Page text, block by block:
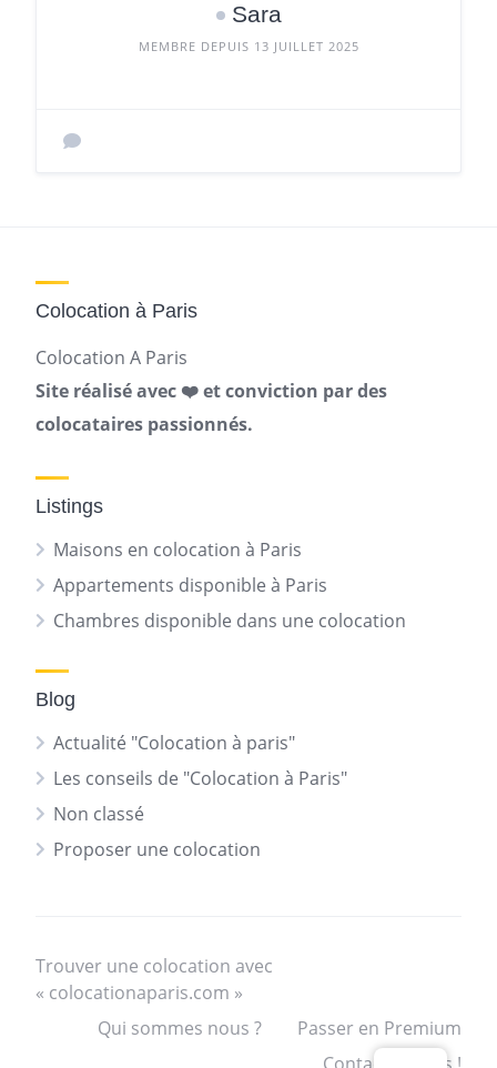
Sara
MEMBRE DEPUIS 13 JUILLET 2025
Colocation à Paris
Colocation A Paris
Site réalisé avec ❤️ et conviction par des
colocataires passionnés.
Listings
Maisons en colocation à Paris
Appartements disponible à Paris
Chambres disponible dans une colocation
Blog
Actualité "Colocation à paris"
Les conseils de "Colocation à Paris"
Non classé
Proposer une colocation
Trouver une colocation avec
« colocationaparis.com »
Qui sommes nous ?
Passer en Premium